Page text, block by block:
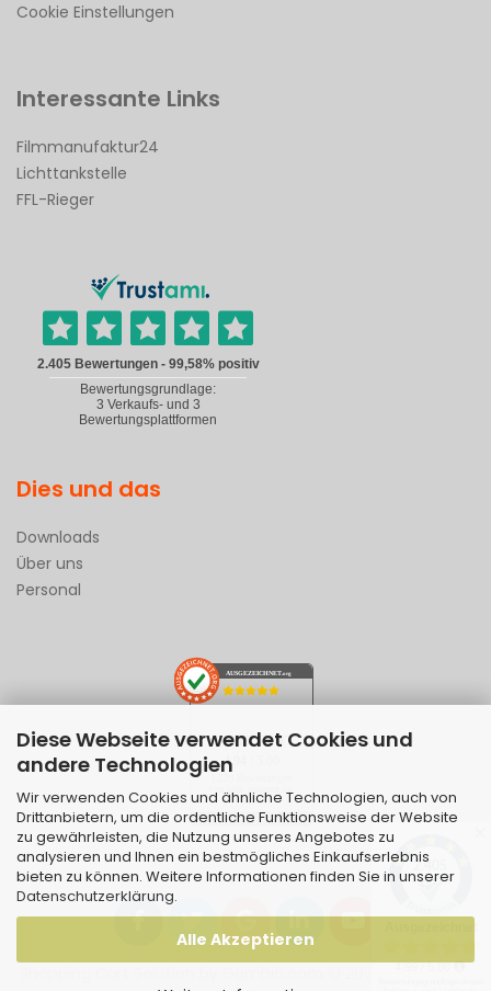
Diese Webseite verwendet Cookies und
andere Technologien
Wir verwenden Cookies und ähnliche Technologien, auch von
Drittanbietern, um die ordentliche Funktionsweise der Website
zu gewährleisten, die Nutzung unseres Angebotes zu
analysieren und Ihnen ein bestmögliches Einkaufserlebnis
bieten zu können. Weitere Informationen finden Sie in unserer
Datenschutzerklärung.
Alle Akzeptieren
Cookie Einstellungen
Interessante Links
Filmmanufaktur24
Lichttankstelle
FFL-Rieger
Dies und das
Downloads
Über uns
Personal
AUSGEZEICHNET.org
SEHR GUT
4.94
ebay.de
Hinweis zu den Bewertungen